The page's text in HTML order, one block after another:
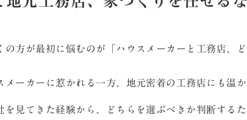
方が最初に悩むのが「ハウスメーカーと工務店、
ーカーに惹かれる一方、地元密着の工務店にも温か
を見てきた経験から、どちらを選ぶべきか判断する